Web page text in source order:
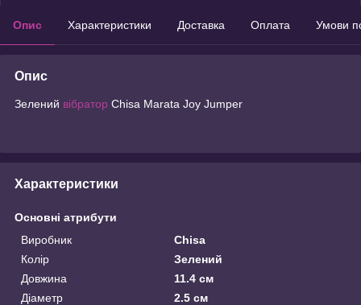
Опис Характеристики Доставка Оплата Умови
Опис
Зелений вібратор Chisa Marata Joy Jumper
Характеристики
Основні атрибути
Виробник
Chisa
Колір
Зелений
Довжина
11.4 см
Діаметр
2.5 см